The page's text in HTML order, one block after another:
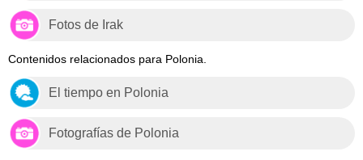
Fotos de Irak
Contenidos relacionados para Polonia.
El tiempo en Polonia
Fotografías de Polonia